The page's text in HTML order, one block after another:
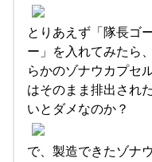
とりあえず「隊長ゴ
ー」を入れてみたら
らかのゾナウカプセ
はそのまま排出され
いとダメなのか？
で、製造できたゾナ